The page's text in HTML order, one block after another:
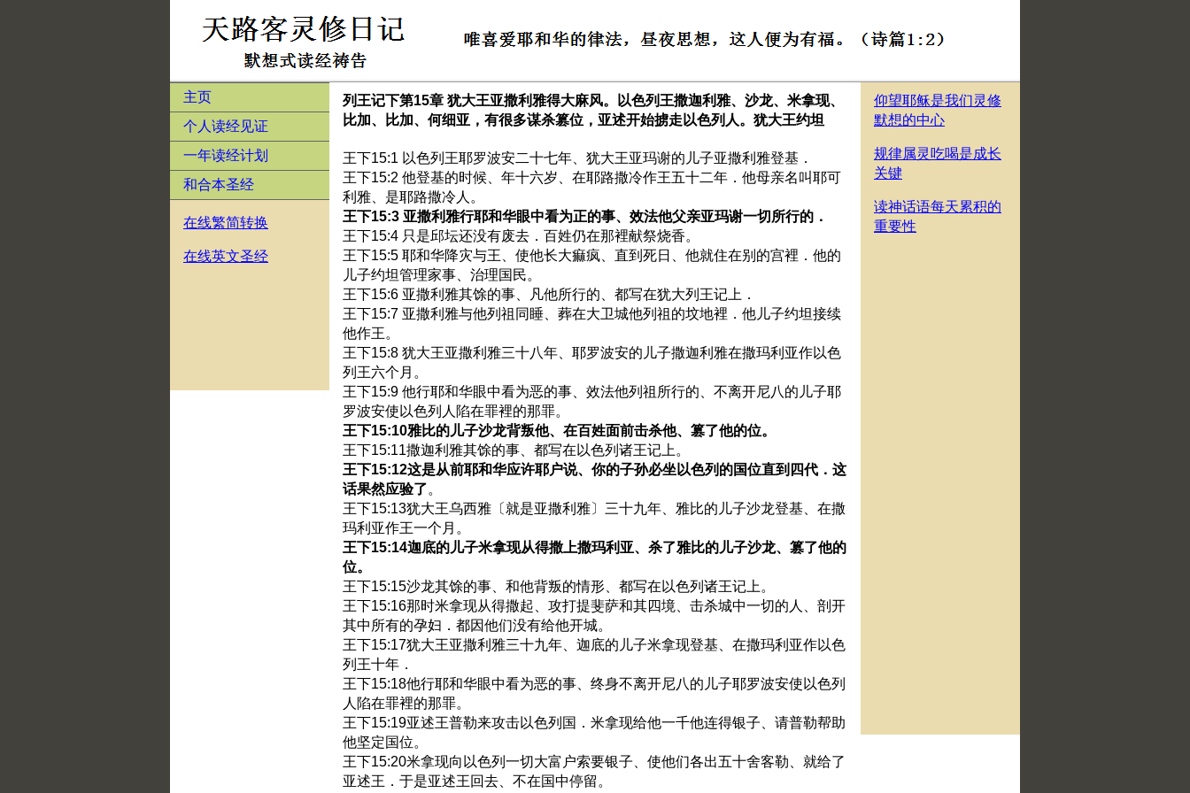
主页
个人读经见证
一年读经计划
和合本圣经
在线繁简转换
在线英文圣经
列王记下第15章 犹大王亚撒利雅得大麻风。以色列王撒迦利雅、沙龙、米拿现、
比加、比加、何细亚，有很多谋杀篡位，亚述开始掳走以色列人。犹大王约坦
王下15:1 以色列王耶罗波安二十七年、犹大王亚玛谢的儿子亚撒利雅登基．
王下15:2 他登基的时候、年十六岁、在耶路撒冷作王五十二年．他母亲名叫耶可
利雅、是耶路撒冷人。
王下15:3 亚撒利雅行耶和华眼中看为正的事、效法他父亲亚玛谢一切所行的．
王下15:4 只是邱坛还没有废去．百姓仍在那裡献祭烧香。
王下15:5 耶和华降灾与王、使他长大痲疯、直到死日、他就住在别的宫裡．他的
儿子约坦管理家事、治理国民。
王下15:6 亚撒利雅其馀的事、凡他所行的、都写在犹大列王记上．
王下15:7 亚撒利雅与他列祖同睡、葬在大卫城他列祖的坟地裡．他儿子约坦接续
他作王。
王下15:8 犹大王亚撒利雅三十八年、耶罗波安的儿子撒迦利雅在撒玛利亚作以色
列王六个月。
王下15:9 他行耶和华眼中看为恶的事、效法他列祖所行的、不离开尼八的儿子耶
罗波安使以色列人陷在罪裡的那罪。
王下15:10雅比的儿子沙龙背叛他、在百姓面前击杀他、篡了他的位。
王下15:11撒迦利雅其馀的事、都写在以色列诸王记上。
王下15:12这是从前耶和华应许耶户说、你的子孙必坐以色列的国位直到四代．这
话果然应验了。
王下15:13犹大王乌西雅〔就是亚撒利雅〕三十九年、雅比的儿子沙龙登基、在撒
玛利亚作王一个月。
王下15:14迦底的儿子米拿现从得撒上撒玛利亚、杀了雅比的儿子沙龙、篡了他的
位。
王下15:15沙龙其馀的事、和他背叛的情形、都写在以色列诸王记上。
王下15:16那时米拿现从得撒起、攻打提斐萨和其四境、击杀城中一切的人、剖开
其中所有的孕妇．都因他们没有给他开城。
王下15:17犹大王亚撒利雅三十九年、迦底的儿子米拿现登基、在撒玛利亚作以色
列王十年．
王下15:18他行耶和华眼中看为恶的事、终身不离开尼八的儿子耶罗波安使以色列
人陷在罪裡的那罪。
王下15:19亚述王普勒来攻击以色列国．米拿现给他一千他连得银子、请普勒帮助
他坚定国位。
王下15:20米拿现向以色列一切大富户索要银子、使他们各出五十舍客勒、就给了
亚述王．于是亚述王回去、不在国中停留。
仰望耶稣是我们灵修
默想的中心
规律属灵吃喝是成长
关键
读神话语每天累积的
重要性